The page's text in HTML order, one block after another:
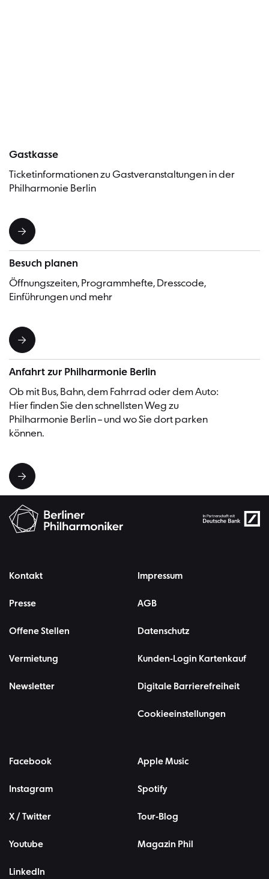
Gastkasse
Ticketinformationen zu Gastveranstaltungen in der
Philharmonie Berlin
Besuch planen
Öffnungszeiten, Programmhefte, Dresscode,
Einführungen und mehr
Anfahrt zur Philharmonie Berlin
Ob mit Bus, Bahn, dem Fahrrad oder dem Auto:
Hier finden Sie den schnellsten Weg zu
Philharmonie Berlin – und wo Sie dort parken
können.
Kontakt
Presse
Offene Stellen
Vermietung
Newsletter
Impressum
AGB
Datenschutz
Kunden-Login Kartenkauf
Digitale Barrierefreiheit
Cookieeinstellungen
Facebook
Instagram
X / Twitter
Youtube
LinkedIn
Apple Music
Spotify
Tour-Blog
Magazin Phil